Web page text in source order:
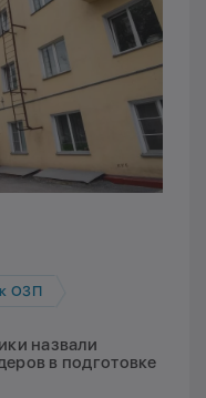
к ОЗП
назвали
в подготовке